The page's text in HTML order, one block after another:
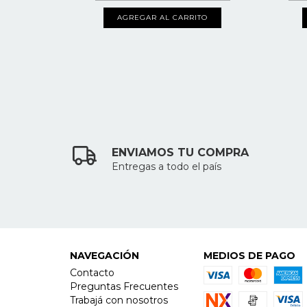
AGREGAR AL CARRITO
ENVIAMOS TU COMPRA
Entregas a todo el país
NAVEGACIÓN
Contacto
Preguntas Frecuentes
Trabajá con nosotros
MEDIOS DE PAGO